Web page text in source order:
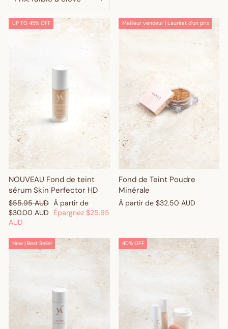
UP TO 45% OFF
NOUVEAU Fond de teint
sérum Skin Perfector HD
Prix
régulier
$55.95 AUD Prix
réduit
À partir de
$30.00 AUD
Épargnez $25.95
AUD
Meilleur vendeur | Lauréat d'un prix
Fond de Teint Poudre
Minérale
À partir de $32.50 AUD
New | Best Seller 40% OFF
Get $10 Off Your First
Order! 🎉
Sign up and enjoy $10 off right away - plus earn points and
redeem exclusive discounts every time you shop.
Are you a trade customer?
Sign up here